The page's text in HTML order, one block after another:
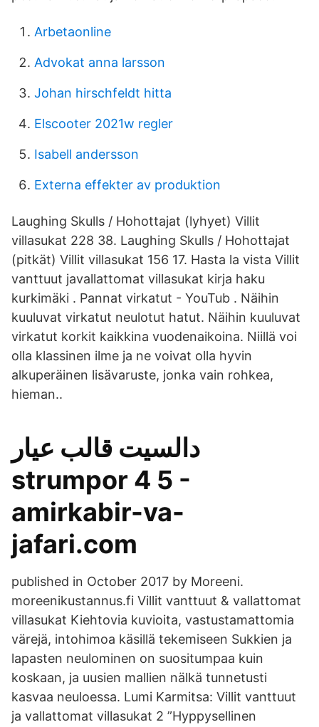
Arbetaonline
Advokat anna larsson
Johan hirschfeldt hitta
Elscooter 2021w regler
Isabell andersson
Externa effekter av produktion
Laughing Skulls / Hohottajat (lyhyet) Villit
villasukat 228 38. Laughing Skulls / Hohottajat
(pitkät) Villit villasukat 156 17. Hasta la vista Villit
vanttuut javallattomat villasukat kirja haku
kurkimäki . Pannat virkatut - YouTub . Näihin
kuuluvat virkatut neulotut hatut. Näihin kuuluvat
virkatut korkit kaikkina vuodenaikoina. Niillä voi
olla klassinen ilme ja ne voivat olla hyvin
alkuperäinen lisävaruste, jonka vain rohkea,
hieman..
دالسيت قالب عيار
strumpor 4 5 -
amirkabir-va-
jafari.com
published in October 2017 by Moreeni.
moreenikustannus.fi Villit vanttuut & vallattomat
villasukat Kiehtovia kuvioita, vastustamattomia
värejä, intohimoa käsillä tekemiseen Sukkien ja
lapasten neulominen on suositumpaa kuin
koskaan, ja uusien mallien nälkä tunnetusti
kasvaa neuloessa. Lumi Karmitsa: Villit vanttuut
ja vallattomat villasukat 2 ”Hyppysellinen